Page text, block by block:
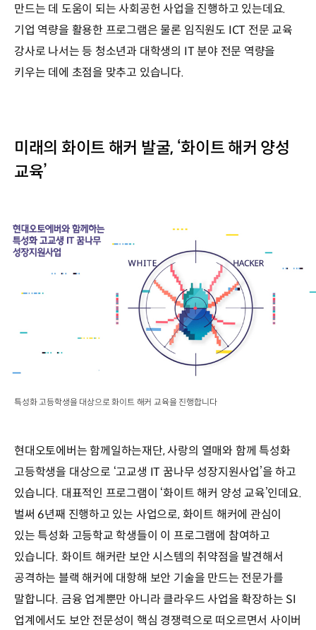
만드는 데 도움이 되는 사회공헌 사업을 진행하고 있는데요.
기업 역량을 활용한 프로그램은 물론 임직원도 ICT 전문 교육
강사로 나서는 등 청소년과 대학생의 IT 분야 전문 역량을
키우는 데에 초점을 맞추고 있습니다.
미래의 화이트 해커 발굴, ‘화이트 해커 양성
교육’
특성화 고등학생을 대상으로 화이트 해커 교육을 진행합니다
현대오토에버는 함께일하는재단, 사랑의 열매와 함께 특성화
고등학생을 대상으로 ‘고교생 IT 꿈나무 성장지원사업’을 하고
있습니다. 대표적인 프로그램이 ‘화이트 해커 양성 교육’인데요.
벌써 6년째 진행하고 있는 사업으로, 화이트 해커에 관심이
있는 특성화 고등학교 학생들이 이 프로그램에 참여하고
있습니다. 화이트 해커란 보안 시스템의 취약점을 발견해서
공격하는 블랙 해커에 대항해 보안 기술을 만드는 전문가를
말합니다. 금융 업계뿐만 아니라 클라우드 사업을 확장하는 SI
업계에서도 보안 전문성이 핵심 경쟁력으로 떠오르면서 사이버